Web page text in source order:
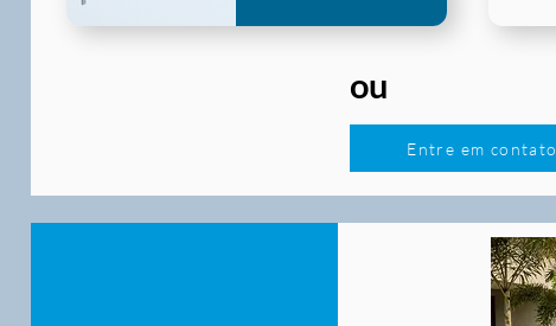
ou
Entre em contato